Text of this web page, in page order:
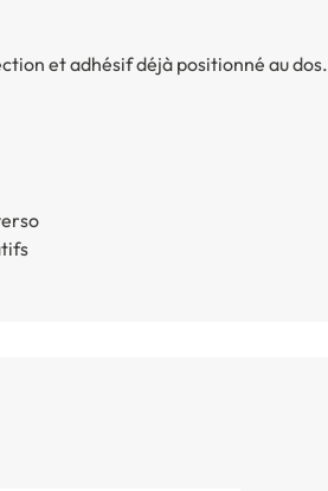
et adhésif déjà positionné au dos.